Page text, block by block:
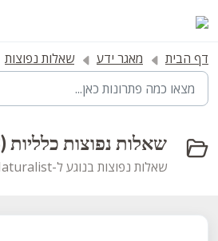
דף הבית מאגר ידע שאלות נפוצות
שאלות נפוצות כלליות (33)
שאלות נפוצות בנוגע ל-iNaturalist